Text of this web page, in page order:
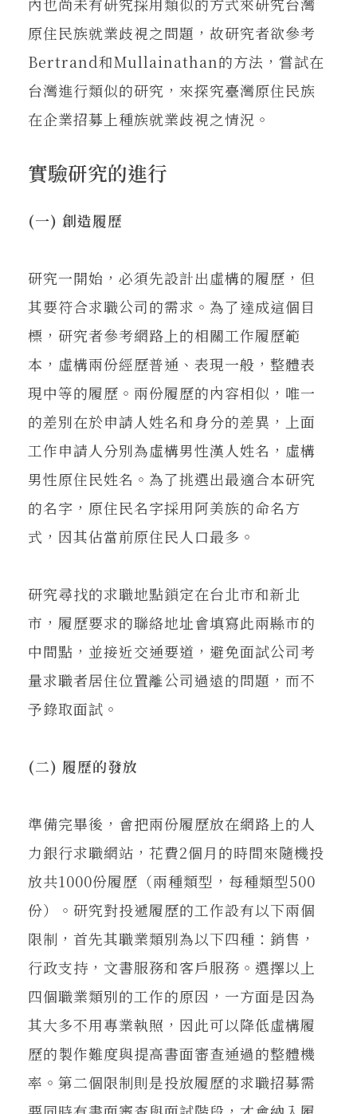
原住民族就業歧視之問題，故研究者欲參考
Bertrand和Mullainathan的方法，嘗試在
台灣進行類似的研究，來探究臺灣原住民族
在企業招募上種族就業歧視之情況。
實驗研究的進行
(一) 創造履歷
研究一開始，必須先設計出虛構的履歷，但
其要符合求職公司的需求。為了達成這個目
標，研究者參考網路上的相關工作履歷範
本，虛構兩份經歷普通、表現一般，整體表
現中等的履歷。兩份履歷的內容相似，唯一
的差別在於申請人姓名和身分的差異，上面
工作申請人分別為虛構男性漢人姓名，虛構
男性原住民姓名。為了挑選出最適合本研究
的名字，原住民名字採用阿美族的命名方
式，因其佔當前原住民人口最多。
研究尋找的求職地點鎖定在台北市和新北
市，履歷要求的聯絡地址會填寫此兩縣市的
中間點，並接近交通要道，避免面試公司考
量求職者居住位置離公司過遠的問題，而不
予錄取面試。
(二) 履歷的發放
準備完畢後，會把兩份履歷放在網路上的人
力銀行求職網站，花費2個月的時間來隨機投
放共1000份履歷（兩種類型，每種類型500
份）。研究對投遞履歷的工作設有以下兩個
限制，首先其職業類別為以下四種：銷售，
行政支持，文書服務和客戶服務。選擇以上
四個職業類別的工作的原因，一方面是因為
其大多不用專業執照，因此可以降低虛構履
歷的製作難度與提高書面審查通過的整體機
率。第二個限制則是投放履歷的求職招募需